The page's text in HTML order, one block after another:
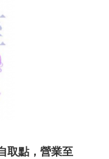
取點， 營業至